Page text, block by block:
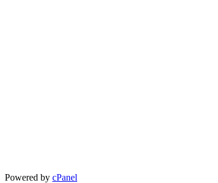
Powered by cPanel